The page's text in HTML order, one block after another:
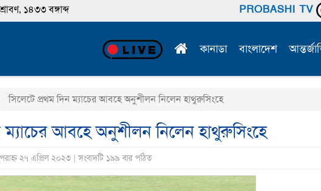
১৪৩৩ বঙ্গাব্দ PROBASHI TV
কানাডা বাংলাদেশ
সিলেটে প্রথম দিন ম্যাচের আবহে অনুশীলন নিলেন হাথুরুসিংহে
ম্যাচের আবহে অনুশীলন নিলেন হাথুরুসিংহে
২৭ এপ্রিল ২০২৩ | সংবাদটি ১৯৯ বার পঠিত